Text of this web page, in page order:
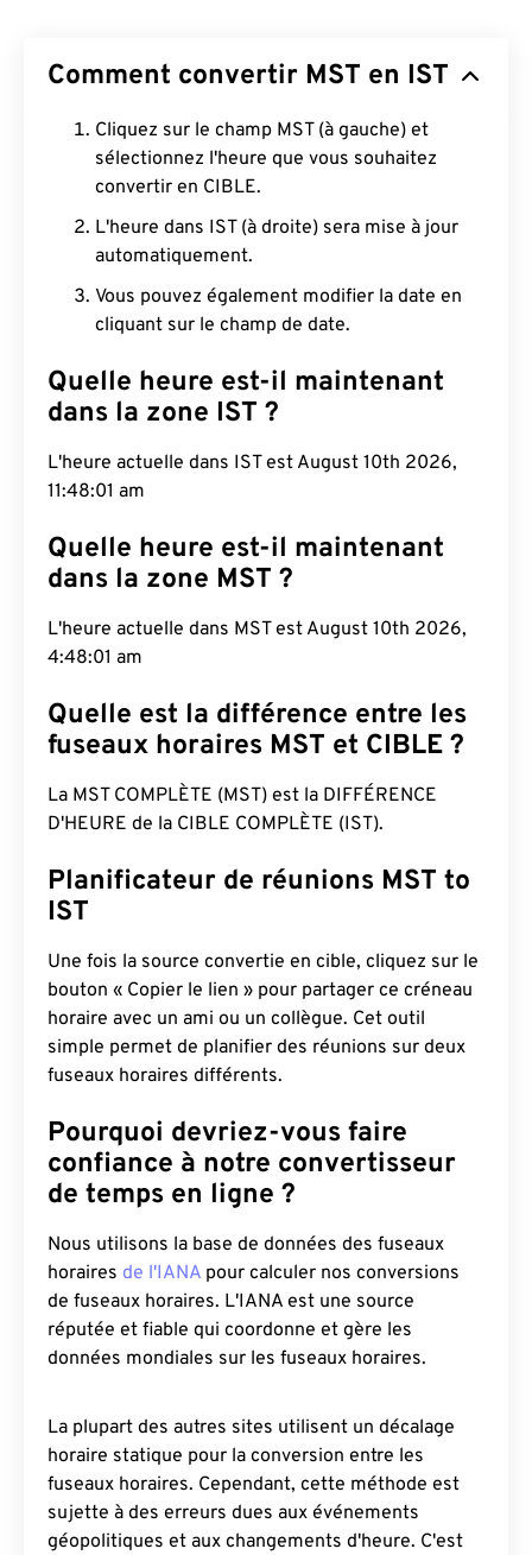
Comment convertir MST en IST
Cliquez sur le champ MST (à gauche) et
sélectionnez l'heure que vous souhaitez
convertir en CIBLE.
L'heure dans IST (à droite) sera mise à jour
automatiquement.
Vous pouvez également modifier la date en
cliquant sur le champ de date.
Quelle heure est-il maintenant
dans la zone IST ?
L'heure actuelle dans IST est August 10th 2026,
11:48:02 am
Quelle heure est-il maintenant
dans la zone MST ?
L'heure actuelle dans MST est August 10th 2026,
4:48:02 am
Quelle est la différence entre les
fuseaux horaires MST et CIBLE ?
La MST COMPLÈTE (MST) est la DIFFÉRENCE
D'HEURE de la CIBLE COMPLÈTE (IST).
Planificateur de réunions MST to
IST
Une fois la source convertie en cible, cliquez sur le
bouton « Copier le lien » pour partager ce créneau
horaire avec un ami ou un collègue. Cet outil
simple permet de planifier des réunions sur deux
fuseaux horaires différents.
Pourquoi devriez-vous faire
confiance à notre convertisseur
de temps en ligne ?
Nous utilisons la base de données des fuseaux
horaires de l'IANA pour calculer nos conversions
de fuseaux horaires. L'IANA est une source
réputée et fiable qui coordonne et gère les
données mondiales sur les fuseaux horaires.
La plupart des autres sites utilisent un décalage
horaire statique pour la conversion entre les
fuseaux horaires. Cependant, cette méthode est
sujette à des erreurs dues aux événements
géopolitiques et aux changements d'heure. C'est